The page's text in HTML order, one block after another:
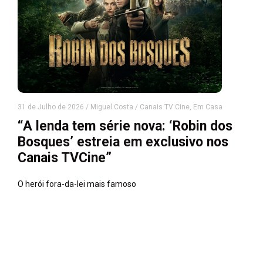
31 de Julho de 2026 / Miguel Costa / Canais TV Cine, Em Casa
“A lenda tem série nova: ‘Robin dos
Bosques’ estreia em exclusivo nos
Canais TVCine”
O herói fora-da-lei mais famoso